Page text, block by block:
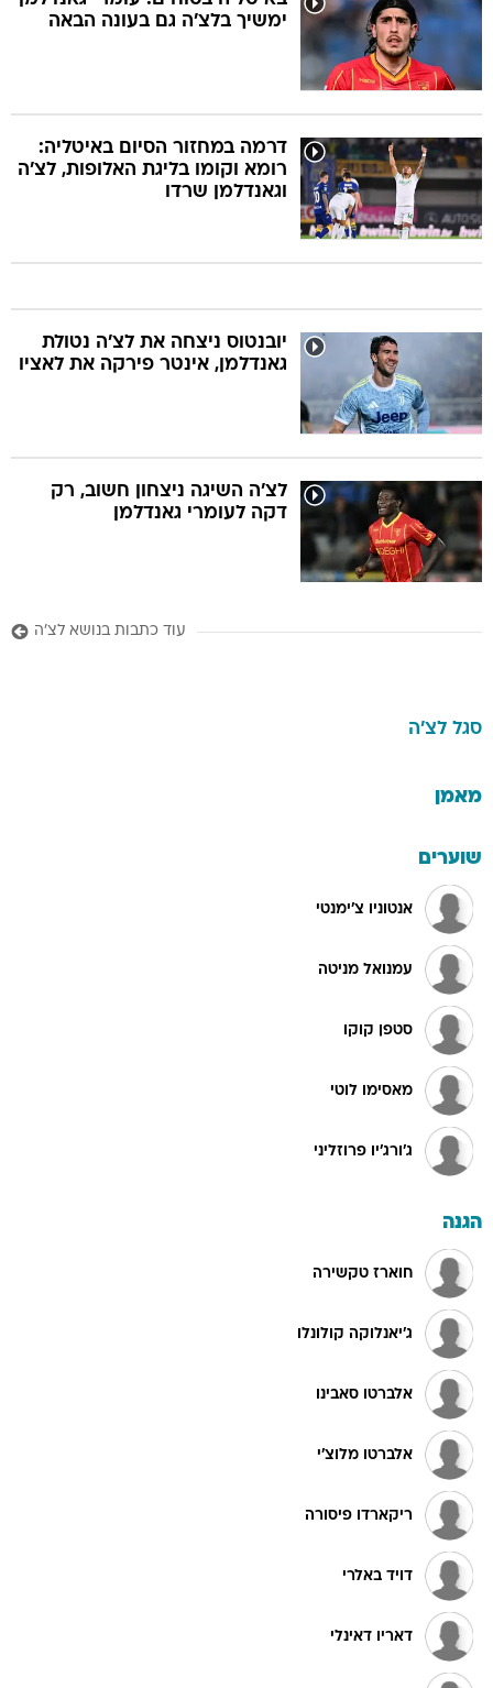
ימשיך בלצ'ה גם בעונה הבאה
דרמה במחזור הסיום באיטליה:
רומא וקומו בליגת האלופות, לצ'ה
וגאנדלמן שרדו
יובנטוס ניצחה את לצ'ה נטולת
גאנדלמן, אינטר פירקה את לאציו
לצ'ה השיגה ניצחון חשוב, רק
דקה לעומרי גאנדלמן
עוד כתבות בנושא לצ'ה
סגל לצ'ה
מאמן
שוערים
אנטוניו צ'ימנטי
עמנואל מניטה
סטפן קוקו
מאסימו לוטי
ג'ורג'יו פרוזליני
הגנה
חוארז טקשירה
ג'יאנלוקה קולונלו
אלברטו סאבינו
אלברטו מלוצ'י
ריקארדו פיסורה
דויד באלרי
דאריו דאינלי